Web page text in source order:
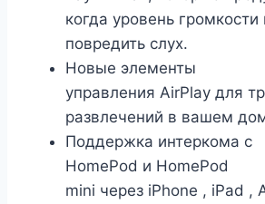
когда уровень
повредить слух.
Новые элементы
управления AirPlay для
развлечений в вашем
Поддержка интеркома с
HomePod и HomePod
mini через iPhone , iPad ,